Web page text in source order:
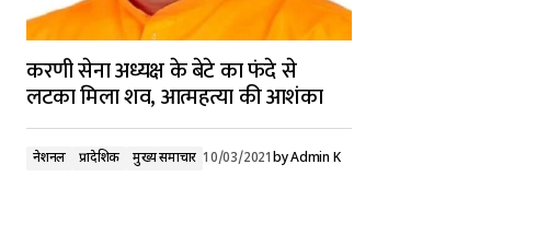
करणी सेना अध्यक्ष के बेटे का फंदे से
लटका मिला शव, आत्महत्या की आशंका
नेशनल प्रादेशिक मुख्य समाचार 10/03/2021byAdmin K